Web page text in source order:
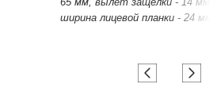
ширина лицевой планки - 24 мм.